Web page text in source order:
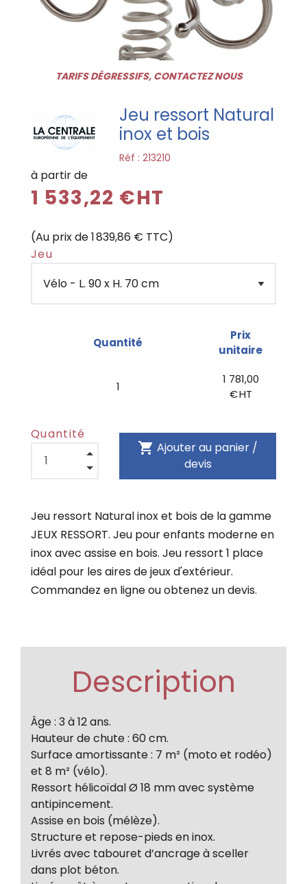
TARIFS DÉGRESSIFS, CONTACTEZ NOUS
Jeu ressort Natural
inox et bois
Réf :213210
à partir de
1 533,22 €HT
(Au prix de 1 839,86 € TTC)
Jeu
Quantité
Prix
unitaire
1
1 781,00
€ HT
Quantité
shopping_cart Ajouter au panier /
devis
Jeu ressort Natural inox et bois de la gamme
JEUX RESSORT. Jeu pour enfants moderne en
inox avec assise en bois. Jeu ressort 1 place
idéal pour les aires de jeux d'extérieur.
Commandez en ligne ou obtenez un devis.
Description
Âge : 3 à 12 ans.
Hauteur de chute : 60 cm.
Surface amortissante : 7 m² (moto et rodéo)
et 8 m² (vélo).
Ressort hélicoïdal Ø 18 mm avec système
antipincement.
Assise en bois (mélèze).
Structure et repose-pieds en inox.
Livrés avec tabouret d’ancrage à sceller
dans plot béton.